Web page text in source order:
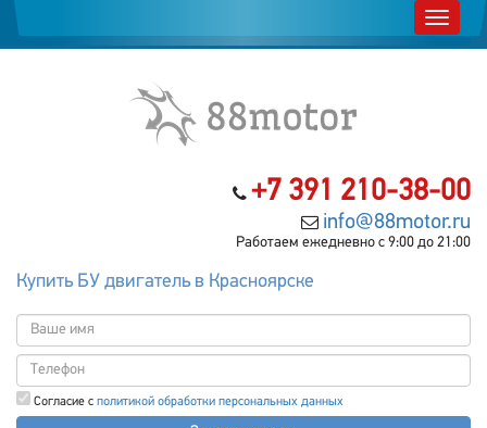
+7 391 210-38-00
info@88motor.ru
Работаем ежедневно с 9:00 до 21:00
Купить БУ двигатель в Красноярске
Согласие с политикой обработки персональных данных